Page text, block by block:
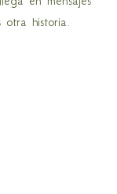
historia.